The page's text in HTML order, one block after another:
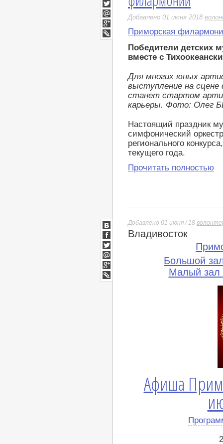
Добавлено 01 июня 2018
Приморская
Победители детских
вместе с
Для многих юных
выступление на сцене
станет стартом
карьеры. Фото: Олег
Настоящий праздник
симфонический
регионального
текущего года.
Прочитать полностью
Twitter
Мой
Мир
Google+
LiveJournal
Добавлено 01 июня / 18
Владивосток
Большой
Малый зал
Афиша
ВКонтакте
Facebook
Twitter
Мой
Мир
Google+
lj